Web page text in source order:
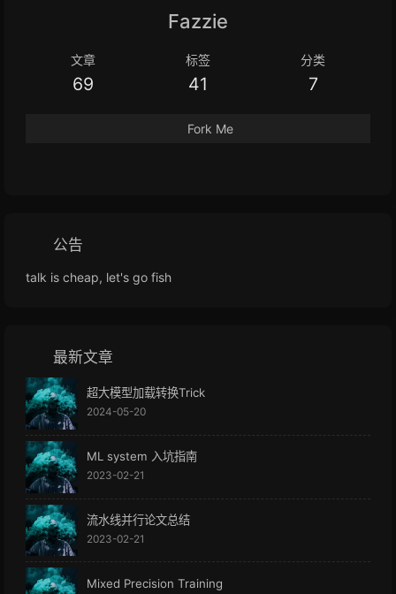
Fazzie
文章
69
标签
41
分类
7
Fork Me
公告
talk is cheap, let's go fish
最新文章
超大模型加载转换Trick
2024-05-20
ML system 入坑指南
2023-02-21
流水线并行论文总结
2023-02-21
Mixed Precision Training